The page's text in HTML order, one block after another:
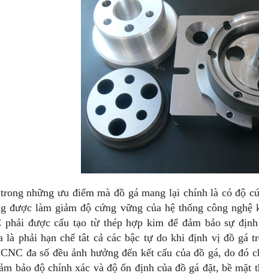
những ưu điểm mà đồ gá mang lại chính là có độ
được làm giảm độ cứng vững của hệ thống công
phải được cấu tạo từ thép hợp kim để đảm bảo sự
là phải hạn chế tât cả các bậc tự do khi định vị đồ gá
đa số đều ảnh hưởng đến kết cấu của đồ gá, do đó
bảo độ chính xác và độ ổn định của đồ gá đặt, bề mặt